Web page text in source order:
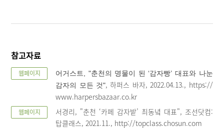
참고자료
웹페이지
어거스트, "춘천의 명물이 된 ‘감자빵’ 대표와 나눈
감자의 모든 것", 하퍼스 바자, 2022.04.13., https://
www.harpersbazaar.co.kr
웹페이지
서경리, "춘천 ‘카페 감자밭’ 최동녘 대표", 조선닷컴:
탑클래스, 2021.11., http://topclass.chosun.com